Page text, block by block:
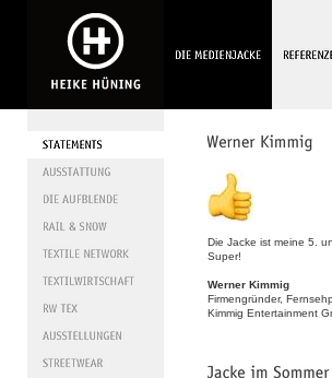
Die Jacke ist meine 5.
Super!
Werner Kimmig
Firmengründer,
Kimmig Entertainment